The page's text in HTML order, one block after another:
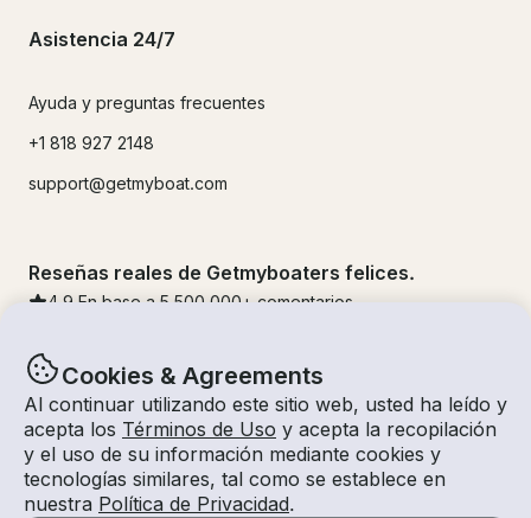
Cookies & Agreements
Al continuar utilizando este sitio web, usted ha leído y
acepta los Términos de Uso y acepta la recopilación
y el uso de su información mediante cookies y
tecnologías similares, tal como se establece en
nuestra Política de Privacidad.
Asistencia 24/7
Ayuda y preguntas frecuentes
+1 818 927 2148
support@getmyboat.com
Reseñas reales de Getmyboaters felices.
4.9 En base a 5 500,000 + comentarios